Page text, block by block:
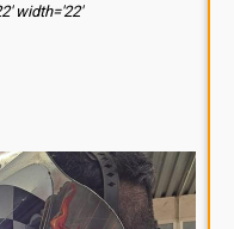
width='22'